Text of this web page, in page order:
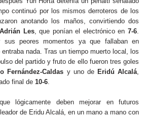
continuó por los mismos derroteros de los
anotando los maños, convirtiendo dos
Adrián Les, que ponían el electrónico en7-6.
sus peores momentos ya que fallaban en
nada. Tras un tiempo muerto local, los
del partido y fruto de ello fueron tres goles
Fernández-Caldas y uno de Eridú Alcalá,
final de 10-6.
lógicamente deben mejorar en futuros
de Eridu Alcalá, en un mano a mano con